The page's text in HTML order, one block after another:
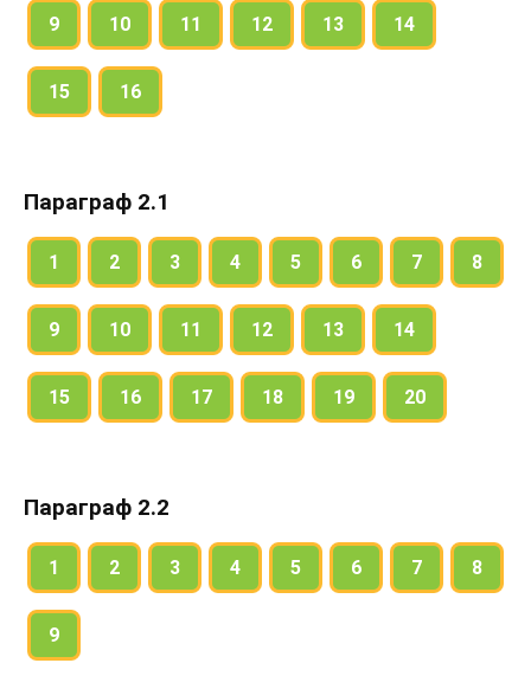
9 10 11 12 13 14
15 16
Параграф 2.1
1 2 3 4 5 6 7 8
9 10 11 12 13 14
15 16 17 18 19 20
Параграф 2.2
1 2 3 4 5 6 7 8
9